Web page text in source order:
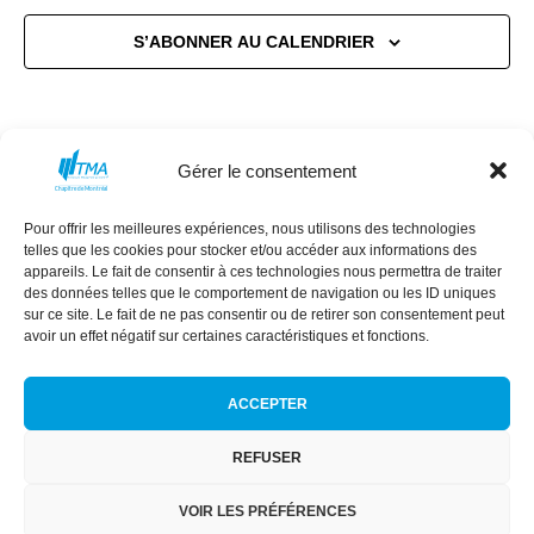
Gérer le consentement
Pour offrir les meilleures expériences, nous utilisons des technologies
telles que les cookies pour stocker et/ou accéder aux informations des
appareils. Le fait de consentir à ces technologies nous permettra de traiter
des données telles que le comportement de navigation ou les ID uniques
sur ce site. Le fait de ne pas consentir ou de retirer son consentement peut
avoir un effet négatif sur certaines caractéristiques et fonctions.
ACCEPTER
REFUSER
VOIR LES PRÉFÉRENCES
S’ABONNER AU CALENDRIER
MISSION CONSEIL D’ADMINISTRATION
COMMANDITAIRES ÉVÈNEMENTS
NEXT GEN RÉSEAU DES FEMMES
Politique de confidentialité